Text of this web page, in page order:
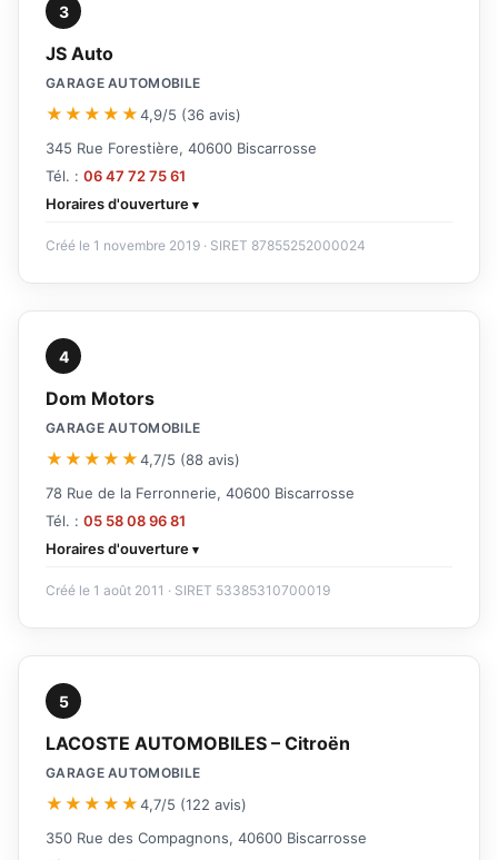
3
JS Auto
GARAGE AUTOMOBILE
★★★★★4,9/5 (36 avis)
345 Rue Forestière, 40600 Biscarrosse
Tél. : 06 47 72 75 61
Horaires d'ouverture
Créé le 1 novembre 2019 · SIRET 87855252000024
4
Dom Motors
GARAGE AUTOMOBILE
★★★★★4,7/5 (88 avis)
78 Rue de la Ferronnerie, 40600 Biscarrosse
Tél. : 05 58 08 96 81
Horaires d'ouverture
Créé le 1 août 2011 · SIRET 53385310700019
5
LACOSTE AUTOMOBILES – Citroën
GARAGE AUTOMOBILE
★★★★★4,7/5 (122 avis)
350 Rue des Compagnons, 40600 Biscarrosse